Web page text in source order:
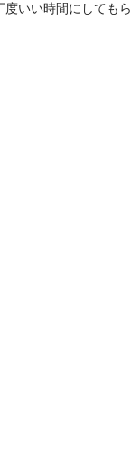
いい時間にしても